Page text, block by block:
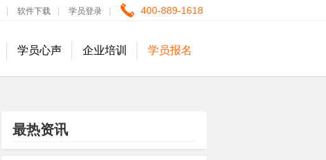
软件下载 学员登录 400-889-1618
学员心声 企业培训 学员报名
最热资讯